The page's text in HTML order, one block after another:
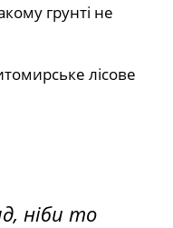
грунті не
лісове
ніби то